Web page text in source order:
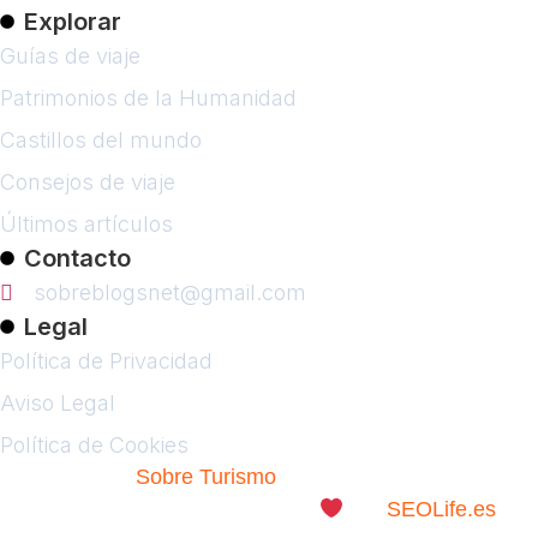
Explorar
Guías de viaje
Patrimonios de la Humanidad
Castillos del mundo
Consejos de viaje
Últimos artículos
Contacto
sobreblogsnet@gmail.com
Legal
Política de Privacidad
Aviso Legal
Política de Cookies
Sobre Turismo
SEOLife.es